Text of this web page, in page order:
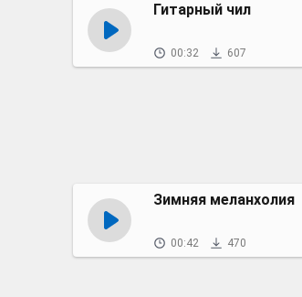
Гитарный чил
00:32 607
Зимняя меланхолия
00:42 470